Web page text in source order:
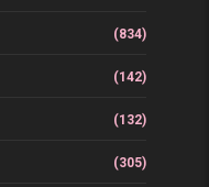
(834)
(142)
(132)
(305)